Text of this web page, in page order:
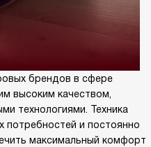
брендов в сфере
высоким качеством,
технологиями. Техника
потребностей и постоянно
максимальный комфорт